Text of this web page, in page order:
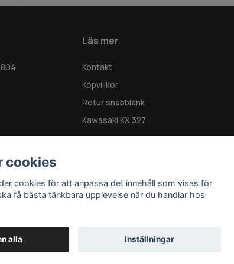
Läs mer
Kontakt
Köpvillkor
Retur snabblänk
Kawasaki KX 327
cookies
cookies för att anpassa det innehåll som visas för
få bästa tänkbara upplevelse när du handlar hos
alla Inställningar